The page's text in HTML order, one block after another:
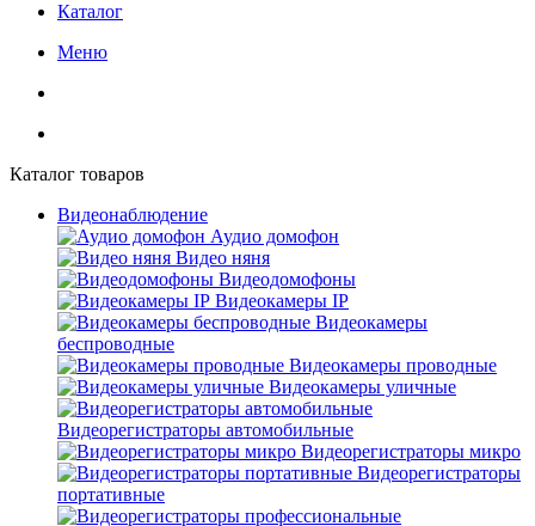
Каталог
Меню
Каталог товаров
Видеонаблюдение
Аудио домофон
Видео няня
Видеодомофоны
Видеокамеры IP
Видеокамеры
беспроводные
Видеокамеры проводные
Видеокамеры уличные
Видеорегистраторы автомобильные
Видеорегистраторы микро
Видеорегистраторы
портативные